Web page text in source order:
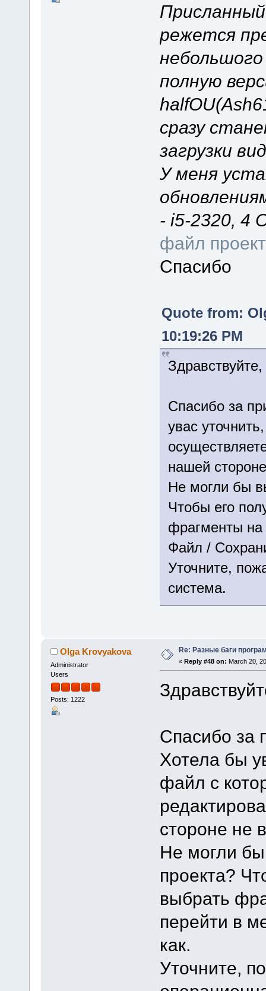
режется
полную
сразу
загрузки
У меня
- i5-2320, 4
файл
Спасибо
Quote from:
10:19:26 PM
Спасибо за
увас
нашей
Не могли бы
Чтобы его
фрагменты на
Файл /
Уточните,
система.
Olga Krovyakova
Administrator
Users
Posts: 1222
Re: Разные баги
« Reply #48 on: March 20,
Спасибо за
Хотела бы
файл с
стороне не
Не могли
проекта?
выбрать
перейти в
как.
Уточните,